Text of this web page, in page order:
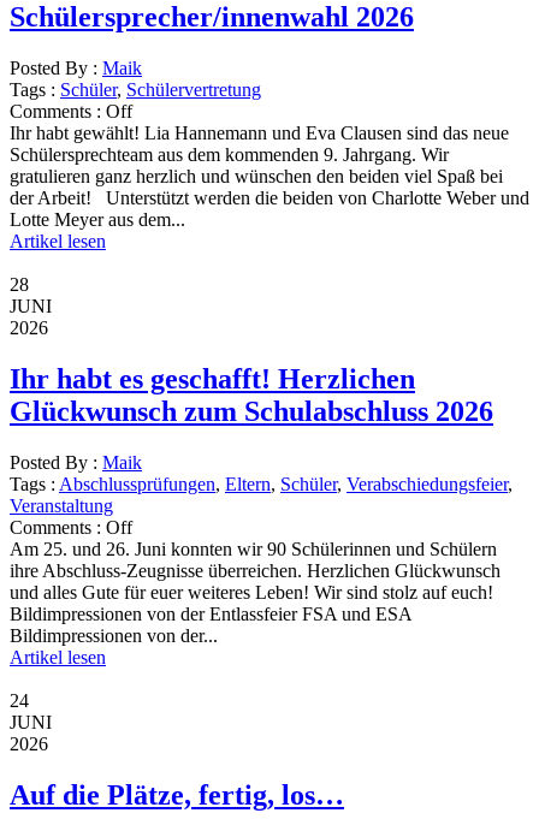
Schülersprecher/innenwahl 2026
Posted By : Maik
Tags : Schüler, Schülervertretung
Comments : Off
Ihr habt gewählt! Lia Hannemann und Eva Clausen sind das neue
Schülersprechteam aus dem kommenden 9. Jahrgang. Wir
gratulieren ganz herzlich und wünschen den beiden viel Spaß bei
der Arbeit! Unterstützt werden die beiden von Charlotte Weber und
Lotte Meyer aus dem...
Artikel lesen
28
JUNI
2026
Ihr habt es geschafft! Herzlichen
Glückwunsch zum Schulabschluss 2026
Posted By : Maik
Tags : Abschlussprüfungen, Eltern, Schüler, Verabschiedungsfeier,
Veranstaltung
Comments : Off
Am 25. und 26. Juni konnten wir 90 Schülerinnen und Schülern
ihre Abschluss-Zeugnisse überreichen. Herzlichen Glückwunsch
und alles Gute für euer weiteres Leben! Wir sind stolz auf euch!
Bildimpressionen von der Entlassfeier FSA und ESA
Bildimpressionen von der...
Artikel lesen
24
JUNI
2026
Auf die Plätze, fertig, los…